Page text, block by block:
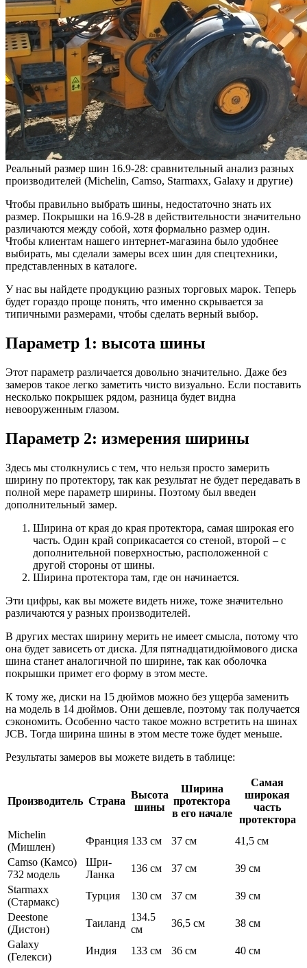
Реальный размер шин 16.9-28: сравнительный анализ разных
производителей (Michelin, Camso, Starmaxx, Galaxy и другие)
Чтобы правильно выбрать шины, недостаточно знать их
размер. Покрышки на 16.9-28 в действительности значительно
различаются между собой, хотя формально размер один.
Чтобы клиентам нашего интернет-магазина было удобнее
выбирать, мы сделали замеры всех шин для спецтехники,
представленных в каталоге.
У нас вы найдете продукцию разных торговых марок. Теперь
будет гораздо проще понять, что именно скрывается за
типичными размерами, чтобы сделать верный выбор.
Параметр 1: высота шины
Этот параметр различается довольно значительно. Даже без
замеров такое легко заметить чисто визуально. Если поставить
несколько покрышек рядом, разница будет видна
невооруженным глазом.
Параметр 2: измерения ширины
Здесь мы столкнулись с тем, что нельзя просто замерить
ширину по протектору, так как результат не будет передавать в
полной мере параметр ширины. Поэтому был введен
дополнительный замер.
Ширина от края до края протектора, самая широкая его
часть. Один край соприкасается со стеной, второй – с
дополнительной поверхностью, расположенной с
другой стороны от шины.
Ширина протектора там, где он начинается.
Эти цифры, как вы можете видеть ниже, тоже значительно
различаются у разных производителей.
В других местах ширину мерить не имеет смысла, потому что
она будет зависеть от диска. Для пятнадцатидюймового диска
шина станет аналогичной по ширине, так как оболочка
покрышки примет его форму в этом месте.
К тому же, диски на 15 дюймов можно без ущерба заменить
на модель в 14 дюймов. Они дешевле, поэтому так получается
сэкономить. Особенно часто такое можно встретить на шинах
JCB. Тогда ширина шины в этом месте тоже будет меньше.
Результаты замеров вы можете видеть в таблице:
Производитель Страна
Высота
шины
Ширина
протектора
в его начале
Самая
широкая
часть
протектора
Michelin
(Мишлен)
Франция 133 см 37 см
41,5 см
Camso (Камсо)
732 модель
Шри-
Ланка
136 см 37 см
39 см
Starmaxx
(Стармакс)
Турция 130 см 37 см
39 см
Deestone
(Дистон)
Таиланд
134.5
см
36,5 см
38 см
Galaxy
(Гелекси)
Индия 133 см 36 см
40 см